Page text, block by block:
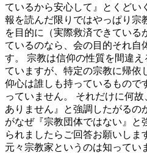
ているから安心して』とくどい
報を読んだ限りではやっぱり宗
を目的に（実際救済できている
ているのなら、会の目的それ自
す。 宗教は信仰の性質を間違
ていますが、特定の宗教に帰依
仰心は誰しも持っているもので
っていません。 それだけに何
ありません』と強調したがるの
がなぜ『宗教団体ではない』と
られましたらご回答お願いしま
元々宗教家というのは知ってい